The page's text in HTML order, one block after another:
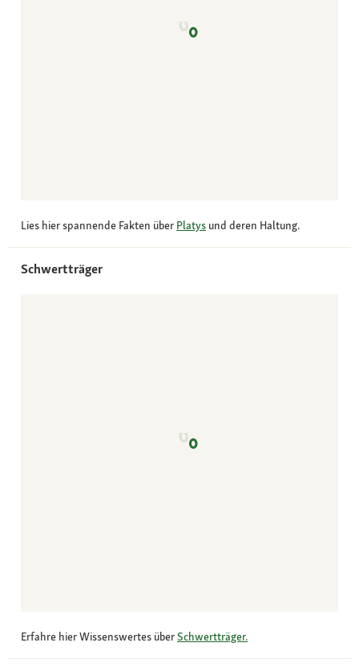
Lies hier spannende Fakten über Platys und deren Haltung.
Schwertträger
Erfahre hier Wissenswertes überSchwertträger.